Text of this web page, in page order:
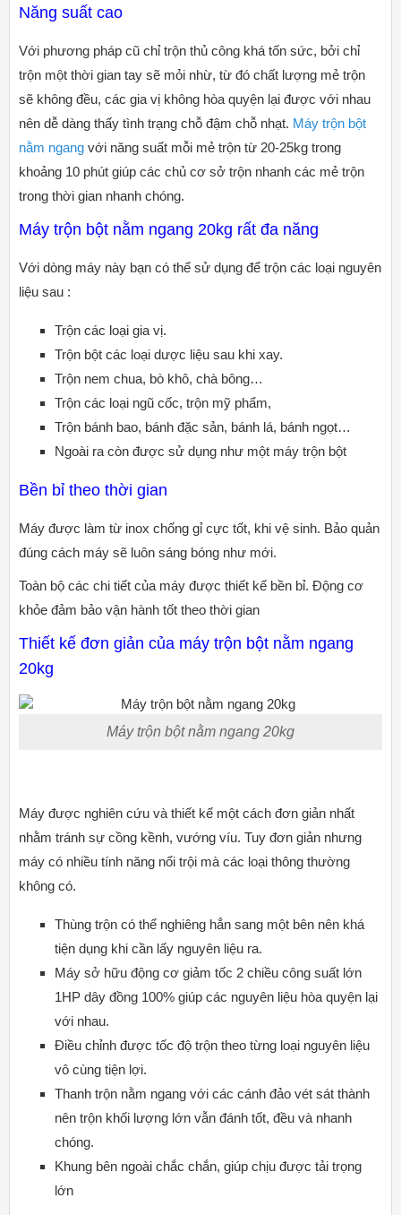
Năng suất cao
Với phương pháp cũ chỉ trộn thủ công khá tốn sức, bởi chỉ
trộn một thời gian tay sẽ mỏi nhừ, từ đó chất lượng mẻ trộn
sẽ không đều, các gia vị không hòa quyện lại được với nhau
nên dễ dàng thấy tình trạng chỗ đậm chỗ nhạt. Máy trộn bột
nằm ngang với năng suất mỗi mẻ trộn từ 20-25kg trong
khoảng 10 phút giúp các chủ cơ sở trộn nhanh các mẻ trộn
trong thời gian nhanh chóng.
Máy trộn bột nằm ngang 20kg rất đa năng
Với dòng máy này bạn có thể sử dụng để trộn các loại nguyên
liệu sau :
Trộn các loại gia vị.
Trộn bột các loại dược liệu sau khi xay.
Trộn nem chua, bò khô, chà bông…
Trộn các loại ngũ cốc, trộn mỹ phẩm,
Trộn bánh bao, bánh đặc sản, bánh lá, bánh ngọt…
Ngoài ra còn được sử dụng như một máy trộn bột
Bền bỉ theo thời gian
Máy được làm từ inox chống gỉ cực tốt, khi vệ sinh. Bảo quản
đúng cách máy sẽ luôn sáng bóng như mới.
Toàn bộ các chi tiết của máy được thiết kế bền bỉ. Động cơ
khỏe đảm bảo vận hành tốt theo thời gian
Thiết kế đơn giản của máy trộn bột nằm ngang
20kg
Máy trộn bột nằm ngang 20kg
Máy được nghiên cứu và thiết kế một cách đơn giản nhất
nhằm tránh sự cồng kềnh, vướng víu. Tuy đơn giản nhưng
máy có nhiều tính năng nổi trội mà các loại thông thường
không có.
Thùng trộn có thể nghiêng hẳn sang một bên nên khá
tiện dụng khi cần lấy nguyên liệu ra.
Máy sở hữu động cơ giảm tốc 2 chiều công suất lớn
1HP dây đồng 100% giúp các nguyên liệu hòa quyện lại
với nhau.
Điều chỉnh được tốc độ trộn theo từng loại nguyên liệu
vô cùng tiện lợi.
Thanh trộn nằm ngang với các cánh đảo vét sát thành
nên trộn khối lượng lớn vẫn đánh tốt, đều và nhanh
chóng.
Khung bên ngoài chắc chắn, giúp chịu được tải trọng
lớn